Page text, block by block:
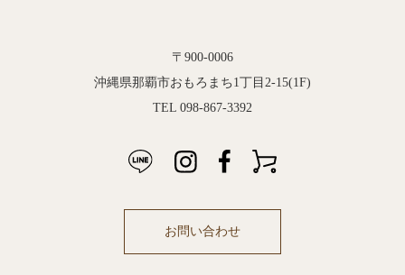
〒900-0006
沖縄県那覇市おもろまち1丁目2-15(1F)
TEL 098-867-3392
お問い合わせ